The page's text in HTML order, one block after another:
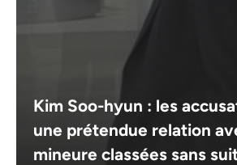
Kim Soo-hyun : les
une prétendue relation
mineure classées sans